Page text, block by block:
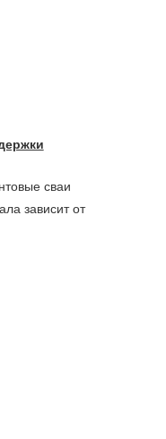
сваи
зависит от